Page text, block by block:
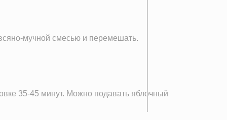
мучной смесью и перемешать.
35-45 минут. Можно подавать яблочный